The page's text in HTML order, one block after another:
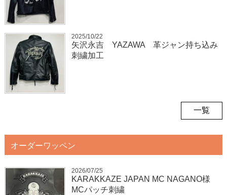
2025/10/22
矢沢永吉 YAZAWA 革ジャン持ち込み
刺繍加工
一覧
オーダーワッペン
2026/07/25
KARAKKAZE JAPAN MC NAGANO様
MCパッチ刺繍